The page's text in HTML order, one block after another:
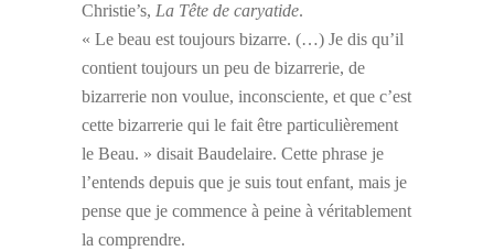
Christie’s, La Tête de caryatide.
« Le beau est toujours bizarre. (…) Je dis qu’il
contient toujours un peu de bizarrerie, de
bizarrerie non voulue, inconsciente, et que c’est
cette bizarrerie qui le fait être particulièrement
le Beau. » disait Baudelaire. Cette phrase je
l’entends depuis que je suis tout enfant, mais je
pense que je commence à peine à véritablement
la comprendre.